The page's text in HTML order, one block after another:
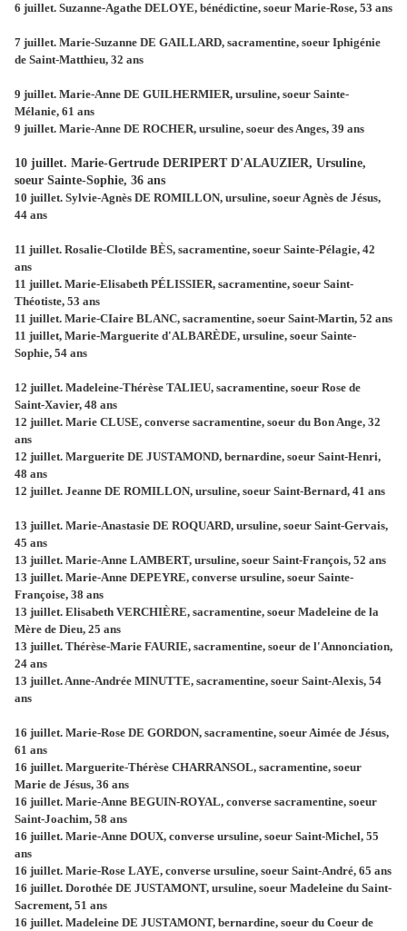
6 juillet. Suzanne-Agathe DELOYE, bénédictine, soeur Marie-Rose, 53 ans
7 juillet. Marie-Suzanne DE GAILLARD, sacramentine, soeur Iphigénie
de Saint-Matthieu, 32 ans
9 juillet. Marie-Anne DE GUILHERMIER, ursuline, soeur Sainte-
Mélanie, 61 ans
9 juillet. Marie-Anne DE ROCHER, ursuline, soeur des Anges, 39 ans
10 juillet. Marie-Gertrude DERIPERT D'ALAUZIER, Ursuline,
soeur Sainte-Sophie, 36 ans
10 juillet. Sylvie-Agnès DE ROMILLON, ursuline, soeur Agnès de Jésus,
44 ans
11 juillet. Rosalie-Clotilde BÈS, sacramentine, soeur Sainte-Pélagie, 42
ans
11 juillet. Marie-Elisabeth PÉLISSIER, sacramentine, soeur Saint-
Théotiste, 53 ans
11 juillet. Marie-CIaire BLANC, sacramentine, soeur Saint-Martin, 52 ans
11 juillet, Marie-Marguerite d'ALBARÈDE, ursuline, soeur Sainte-
Sophie, 54 ans
12 juillet. Madeleine-Thérèse TALIEU, sacramentine, soeur Rose de
Saint-Xavier, 48 ans
12 juillet. Marie CLUSE, converse sacramentine, soeur du Bon Ange, 32
ans
12 juillet. Marguerite DE JUSTAMOND, bernardine, soeur Saint-Henri,
48 ans
12 juillet. Jeanne DE ROMILLON, ursuline, soeur Saint-Bernard, 41 ans
13 juillet. Marie-Anastasie DE ROQUARD, ursuline, soeur Saint-Gervais,
45 ans
13 juillet. Marie-Anne LAMBERT, ursuline, soeur Saint-François, 52 ans
13 juillet. Marie-Anne DEPEYRE, converse ursuline, soeur Sainte-
Françoise, 38 ans
13 juillet. Elisabeth VERCHIÈRE, sacramentine, soeur Madeleine de la
Mère de Dieu, 25 ans
13 juillet. Thérèse-Marie FAURIE, sacramentine, soeur de l'Annonciation,
24 ans
13 juillet. Anne-Andrée MINUTTE, sacramentine, soeur Saint-Alexis, 54
ans
16 juillet. Marie-Rose DE GORDON, sacramentine, soeur Aimée de Jésus,
61 ans
16 juillet. Marguerite-Thérèse CHARRANSOL, sacramentine, soeur
Marie de Jésus, 36 ans
16 juillet. Marie-Anne BEGUIN-ROYAL, converse sacramentine, soeur
Saint-Joachim, 58 ans
16 juillet. Marie-Anne DOUX, converse ursuline, soeur Saint-Michel, 55
ans
16 juillet. Marie-Rose LAYE, converse ursuline, soeur Saint-André, 65 ans
16 juillet. Dorothée DE JUSTAMONT, ursuline, soeur Madeleine du Saint-
Sacrement, 51 ans
16 juillet. Madeleine DE JUSTAMONT, bernardine, soeur du Coeur de